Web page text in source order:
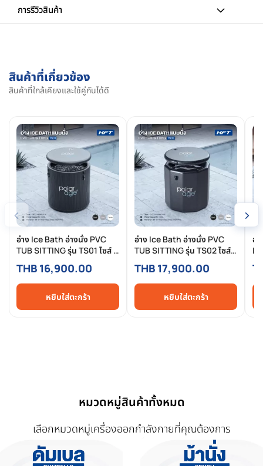
การรีวิวสินค้า
สินค้าที่เกี่ยวข้อง
สินค้าที่ใกล้เคียงและใช้คู่กันได้ดี
‹
อ่าง Ice Bath อ่างนั่ง PVC
TUB SITTING รุ่น TS01 ไซส์ S
THB 16,900.00
หยิบใส่ตะกร้า
อ่าง Ice Bath อ่างนั่ง PVC
TUB SITTING รุ่น TS02 ไซส์
THB 17,900.00
หยิบใส่ตะกร้า
อ่
›
หมวดหมู่สินค้าทั้งหมด
เลือกหมวดหมู่เครื่องออกกำลังกายที่คุณต้องการ